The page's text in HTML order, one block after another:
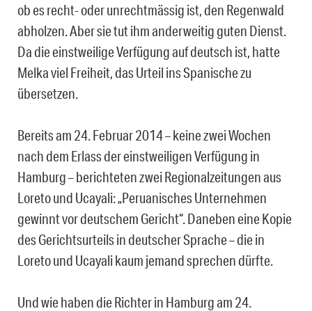
ob es recht- oder unrechtmässig ist, den Regenwald
abholzen. Aber sie tut ihm anderweitig guten Dienst.
Da die einstweilige Verfügung auf deutsch ist, hatte
Melka viel Freiheit, das Urteil ins Spanische zu
übersetzen.
Bereits am 24. Februar 2014 – keine zwei Wochen
nach dem Erlass der einstweiligen Verfügung in
Hamburg – berichteten zwei Regionalzeitungen aus
Loreto und Ucayali: „Peruanisches Unternehmen
gewinnt vor deutschem Gericht“. Daneben eine Kopie
des Gerichtsurteils in deutscher Sprache – die in
Loreto und Ucayali kaum jemand sprechen dürfte.
Und wie haben die Richter in Hamburg am 24.